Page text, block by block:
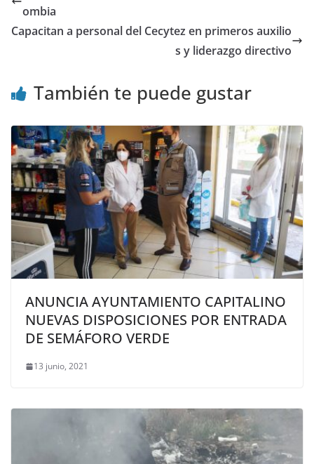
ombia
Capacitan a personal del Cecytez en primeros auxilio
s y liderazgo directivo
También te puede gustar
ANUNCIA AYUNTAMIENTO CAPITALINO
NUEVAS DISPOSICIONES POR ENTRADA
DE SEMÁFORO VERDE
13 junio, 2021